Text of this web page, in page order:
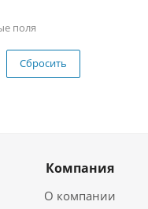
поля
Сбросить
Компания
О компании